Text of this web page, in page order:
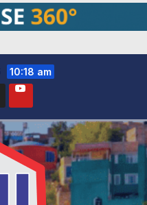
10:18 am